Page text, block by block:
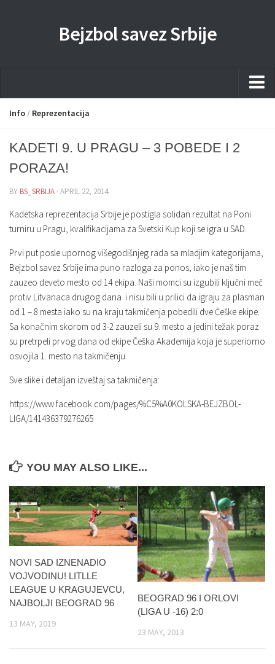
Bejzbol savez Srbije
Home
Liga
Kontakti Timova
Kontakt
Info / Reprezentacija
KADETI 9. U PRAGU – 3 POBEDE I 2
PORAZA!
BY BS_SRBIJA · APRIL 22, 2014
Kadetska reprezentacija Srbije je postigla solidan rezultat na Poni
turniru u Pragu, kvalifikacijama za Svetski Kup koji se igra u SAD.
Prvi put posle upornog višegodišnjeg rada sa mladjim kategorijama,
Bejzbol savez Srbije ima puno razloga za ponos, iako je naš tim
zauzeo deveto mesto od 14 ekipa. Naši momci su izgubili ključni meč
protiv Litvanaca drugog dana i nisu bili u prilici da igraju za plasman
od 1 – 8 mesta iako su na kraju takmičenja pobedili dve Češke ekipe.
Sa konačnim skorom od 3-2 zauzeli su 9. mesto a jedini težak poraz
su pretrpeli prvog dana od ekipe Češka Akademija koja je superiorno
osvojila 1. mesto na takmičenju.
Sve slike i detaljan izveštaj sa takmičenja:
https://www.facebook.com/pages/%C5%A0KOLSKA-BEJZBOL-
LIGA/141436379276265
YOU MAY ALSO LIKE...
NOVI SAD IZNENADIO
VOJVODINU! LITLLE
LEAGUE U KRAGUJEVCU,
NAJBOLJI BEOGRAD 96
13 MAY, 2019
BEOGRAD 96 I ORLOVI
(LIGA U -16) 2:0
23 MAY, 2013